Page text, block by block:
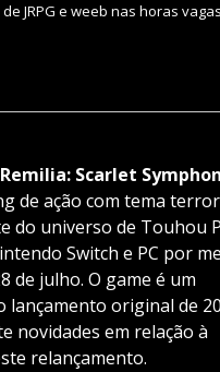
de JRPG e weeb nas horas
Scarlet
de ação com tema terror
do universo de Touhou
Switch e PC por
de julho. O game é um
lançamento original de
novidades em relação à
relançamento.